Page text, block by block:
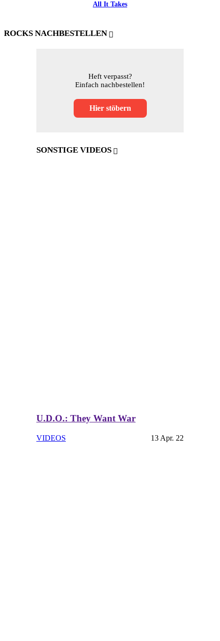
All It Takes
ROCKS NACHBESTELLEN
Heft verpasst?
Einfach nachbestellen!
Hier stöbern
SONSTIGE VIDEOS
U.D.O.: They Want War
VIDEOS 13 Apr. 22